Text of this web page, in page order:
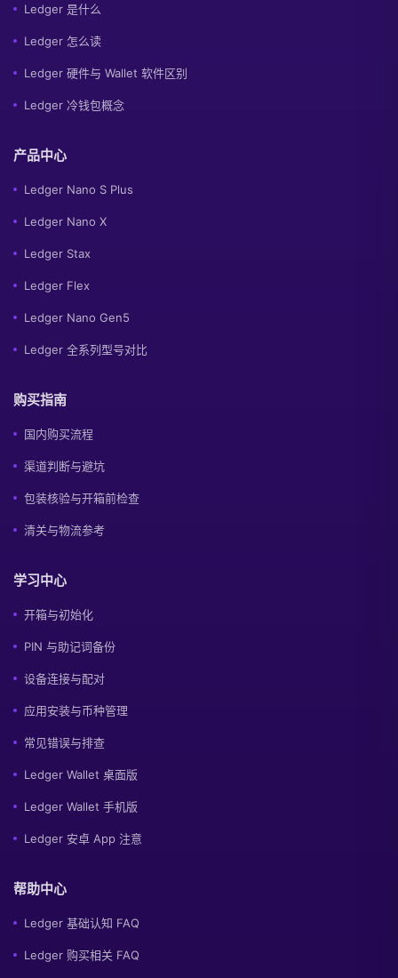
Ledger 是什么
Ledger 怎么读
Ledger 硬件与 Wallet 软件区别
Ledger 冷钱包概念
产品中心
Ledger Nano S Plus
Ledger Nano X
Ledger Stax
Ledger Flex
Ledger Nano Gen5
Ledger 全系列型号对比
购买指南
国内购买流程
渠道判断与避坑
包装核验与开箱前检查
清关与物流参考
学习中心
开箱与初始化
PIN 与助记词备份
设备连接与配对
应用安装与币种管理
常见错误与排查
Ledger Wallet 桌面版
Ledger Wallet 手机版
Ledger 安卓 App 注意
帮助中心
Ledger 基础认知 FAQ
Ledger 购买相关 FAQ